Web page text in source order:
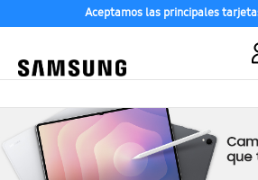
Aceptamos las principales